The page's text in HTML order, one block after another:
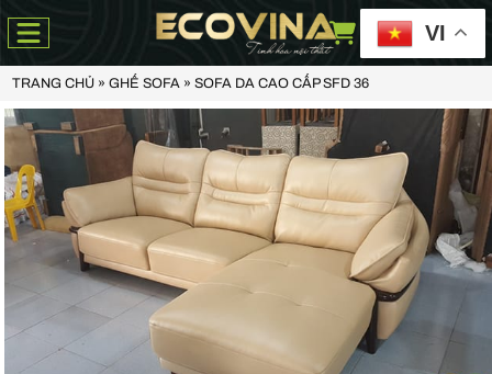
VI
TRANG CHỦ» GHẾ SOFA» SOFA DA CAO CẤP SFD 36